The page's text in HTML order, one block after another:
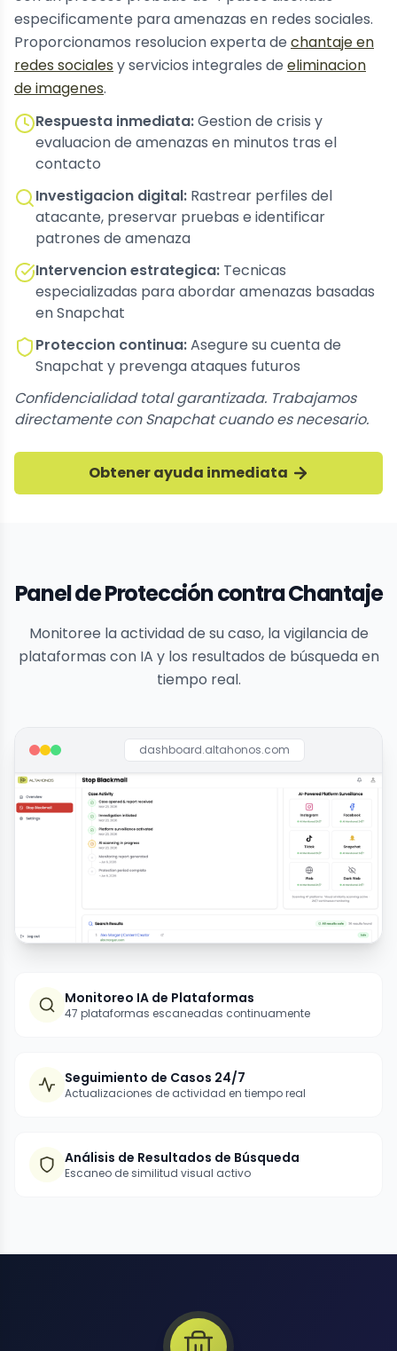
especificamente para amenazas en redes sociales.
Proporcionamos resolucion experta de chantaje en
redes sociales y servicios integrales de eliminacion
de imagenes.
Respuesta inmediata:Gestion de crisis y
evaluacion de amenazas en minutos tras el
contacto
Investigacion digital: Rastrear perfiles del
atacante, preservar pruebas e identificar
patrones de amenaza
Intervencion estrategica: Tecnicas
especializadas para abordar amenazas basadas
en Snapchat
Proteccion continua:Asegure su cuenta de
Snapchat y prevenga ataques futuros
Confidencialidad total garantizada. Trabajamos
directamente con Snapchat cuando es necesario.
Obtener ayuda inmediata
Panel de Protección contra Chantaje
Monitoree la actividad de su caso, la vigilancia de
plataformas con IA y los resultados de búsqueda en
tiempo real.
dashboard.altahonos.com
Monitoreo IA de Plataformas
47 plataformas escaneadas continuamente
Seguimiento de Casos 24/7
Actualizaciones de actividad en tiempo real
Análisis de Resultados de Búsqueda
Escaneo de similitud visual activo